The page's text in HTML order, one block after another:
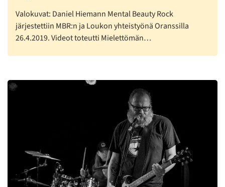
Valokuvat: Daniel Hiemann Mental Beauty Rock
järjestettiin MBR:n ja Loukon yhteistyönä Oranssilla
26.4.2019. Videot toteutti Mielettömän…